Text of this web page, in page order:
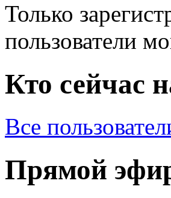
Только
пользователи
Кто сейчас
Все
Прямой